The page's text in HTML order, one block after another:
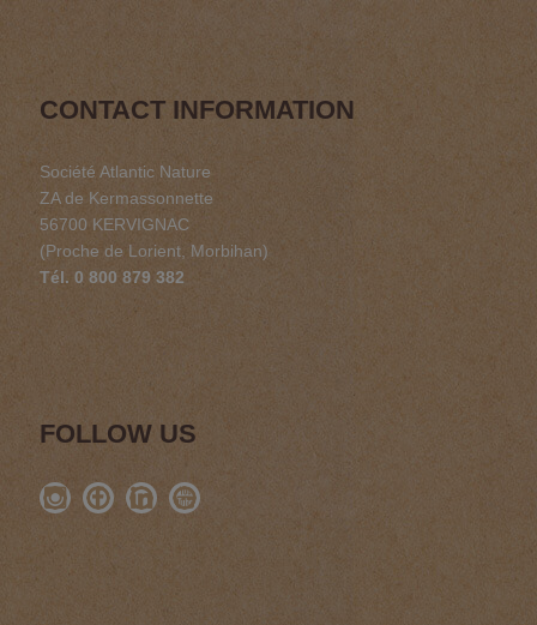
CONTACT INFORMATION
Société Atlantic Nature
ZA de Kermassonnette
56700 KERVIGNAC
(Proche de Lorient, Morbihan)
Tél. 0 800 879 382
FOLLOW US